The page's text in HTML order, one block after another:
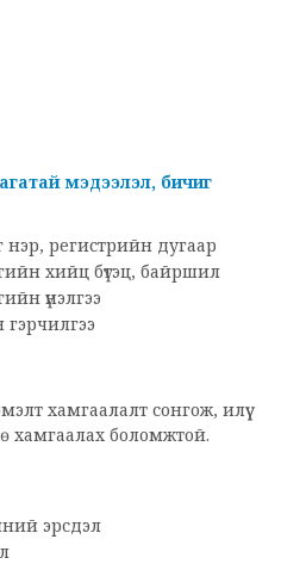
мэдээлэл, бичиг
нэр, регистрийн дугаар
хийц бүтэц, байршил
үнэлгээ
хамгаалалт сонгож, илүү
хамгаалах боломжтой.
эрсдэл